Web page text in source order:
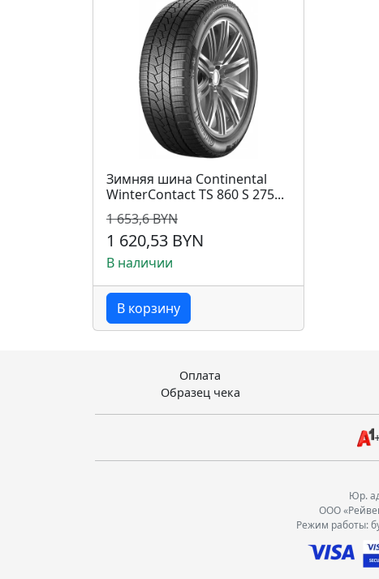
Зимняя шина Continental
WinterContact TS 860 S 275...
1 653,6 BYN
1 620,53 BYN
В наличии
В корзину
Оплата
Образец чека
Юр.
ООО
Режим работы: